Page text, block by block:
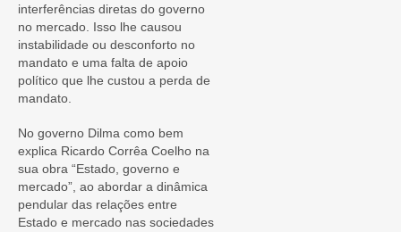
interferências diretas do governo
no mercado. Isso lhe causou
instabilidade ou desconforto no
mandato e uma falta de apoio
político que lhe custou a perda de
mandato.
No governo Dilma como bem
explica Ricardo Corrêa Coelho na
sua obra “Estado, governo e
mercado”, ao abordar a dinâmica
pendular das relações entre
Estado e mercado nas sociedades